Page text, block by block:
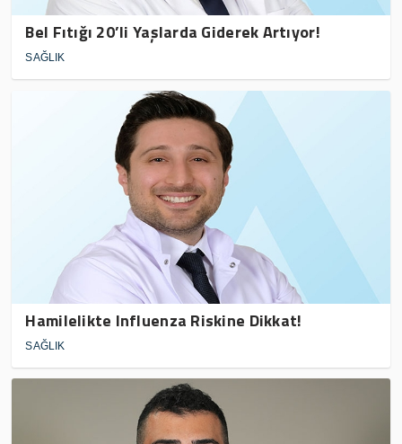
Bel Fıtığı 20’li Yaşlarda Giderek Artıyor!
SAĞLIK
Hamilelikte Influenza Riskine Dikkat!
SAĞLIK